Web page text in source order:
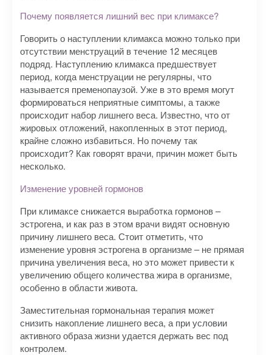
Почему появляется лишний вес при климаксе?
Говорить о наступлении климакса можно только при
отсутствии менструаций в течение 12 месяцев
подряд. Наступлению климакса предшествует
период, когда менструации не регулярны, что
называется пременопаузой. Уже в это время могут
формироваться неприятные симптомы, а также
происходит набор лишнего веса. Известно, что от
жировых отложений, накопленных в этот период,
крайне сложно избавиться. Но почему так
происходит? Как говорят врачи, причин может быть
несколько.
Изменение уровней гормонов
При климаксе снижается выработка гормонов –
эстрогена, и как раз в этом врачи видят основную
причину лишнего веса. Стоит отметить, что
изменение уровня эстрогена в организме – не прямая
причина увеличения веса, но это может привести к
увеличению общего количества жира в организме,
особенно в области живота.
Заместительная гормональная терапия может
снизить накопление лишнего веса, а при условии
активного образа жизни удается держать вес под
контролем.